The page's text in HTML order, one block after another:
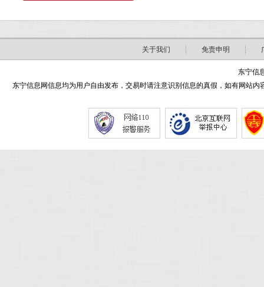
关于我们 免责申明
东宁信
东宁信息网信息均为用户自由发布，交易时请注意识别信息的真假，如有网站内